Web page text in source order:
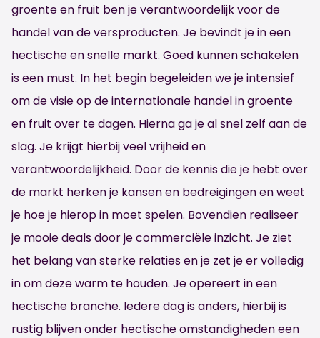
groente en fruit ben je verantwoordelijk voor de
handel van de versproducten. Je bevindt je in een
hectische en snelle markt. Goed kunnen schakelen
is een must. In het begin begeleiden we je intensief
om de visie op de internationale handel in groente
en fruit over te dagen. Hierna ga je al snel zelf aan de
slag. Je krijgt hierbij veel vrijheid en
verantwoordelijkheid. Door de kennis die je hebt over
de markt herken je kansen en bedreigingen en weet
je hoe je hierop in moet spelen. Bovendien realiseer
je mooie deals door je commerciële inzicht. Je ziet
het belang van sterke relaties en je zet je er volledig
in om deze warm te houden. Je opereert in een
hectische branche. Iedere dag is anders, hierbij is
rustig blijven onder hectische omstandigheden een